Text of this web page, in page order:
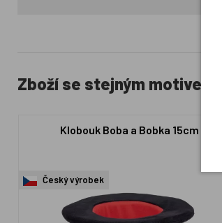
Zboží se stejným motivem
Klobouk Boba a Bobka 15cm
Český výrobek